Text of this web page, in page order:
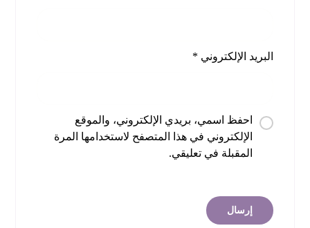
البريد الإلكتروني *
احفظ اسمي، بريدي الإلكتروني، والموقع
الإلكتروني في هذا المتصفح لاستخدامها المرة
المقبلة في تعليقي.